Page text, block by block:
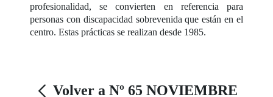
profesionalidad, se convierten en referencia para
personas con discapacidad sobrevenida que están en el
centro. Estas prácticas se realizan desde 1985.
Volver a Nº 65 NOVIEMBRE